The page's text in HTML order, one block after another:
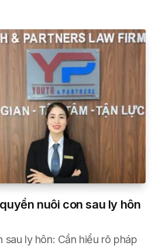
nuôi con sau ly hôn
sau ly hôn: Cần hiểu rõ pháp